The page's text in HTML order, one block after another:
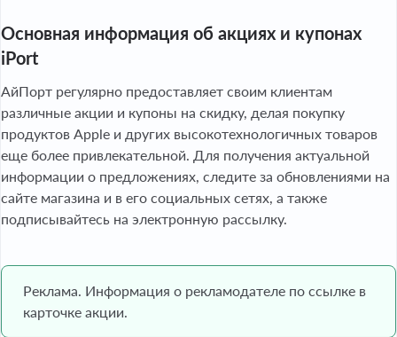
Основная информация об акциях и купонах
iPort
АйПорт регулярно предоставляет своим клиентам
различные акции и купоны на скидку, делая покупку
продуктов Apple и других высокотехнологичных товаров
еще более привлекательной. Для получения актуальной
информации о предложениях, следите за обновлениями на
сайте магазина и в его социальных сетях, а также
подписывайтесь на электронную рассылку.
Реклама. Информация о рекламодателе по ссылке в
карточке акции.